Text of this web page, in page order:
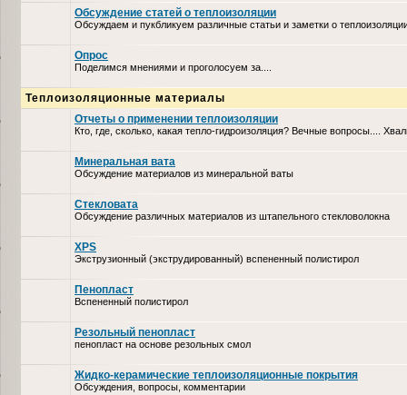
Обсуждение статей о теплоизоляции
Обсуждаем и пукбликуем различные статьи и заметки о
Опрос
Поделимся мнениями и проголосуем за....
Теплоизоляционные материалы
Отчеты о применении теплоизоляции
Кто, где, сколько, какая тепло-гидроизоляция? Вечные вопросы....
Минеральная вата
Обсуждение материалов из минеральной ваты
Стекловата
Обсуждение различных материалов из штапельного стекловолокна
XPS
Экструзионный (экструдированный) вспененный полистирол
Пенопласт
Вспененный полистирол
Резольный пенопласт
пенопласт на основе резольных смол
Жидко-керамические теплоизоляционные покрытия
Обсуждения, вопросы, комментарии